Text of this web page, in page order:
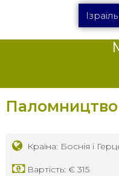
Країна: Боснія і
Вартість: € 315